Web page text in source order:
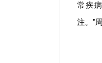
常疾
注。”